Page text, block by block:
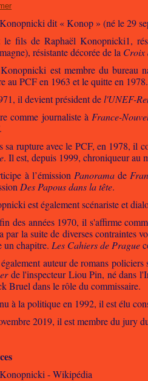
dit « Konop » (né le 29
fils de Raphaël Konopnicki1,
résistante décorée de la Croix
est membre du bureau
au PCF en 1963 et le quitte en 1978.
il devient président del'UNEF-
comme journaliste à France-
sa rupture avec le PCF, en 1978, il
. Il est, depuis 1999, chroniqueur au
à l’émission Panoramade
Des Papous dans la tête.
est également scénariste et
des années 1970, il s'affirme
par la suite de diverses contraintes
un chapitre. Les Cahiers de Prague
auteur de romans
de l'inspecteur Liou Pin, né dans
Bruel dans le rôle du commissaire.
à la politique en 1992, il est élu
2019, il est membre du jury
- Wikipédia